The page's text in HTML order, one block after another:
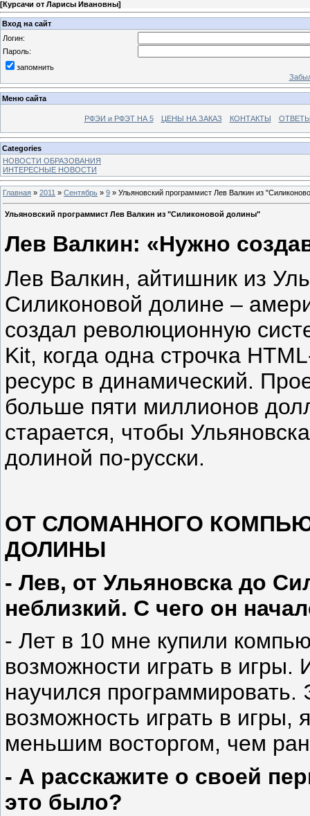
[Курсачи от Ларисы Ивановны]
Вход на сайт
Логин:
Пароль:
запомнить
Меню сайта
РФЭИ и РФЭТ НА 5 ЦЕНЫ НА ЗАКАЗ КОНТАКТЫ
Categories
НОВОСТИ ОБРАЗОВАНИЯ
ИНТЕРЕСНЫЕ НОВОСТИ
Главная » 2011 » Сентябрь » 9 » Ульяновский программист Лев Валкин из
Ульяновский программист Лев Валкин из "Силиконовой долины"
Лев Валкин: «Нужно
Лев Валкин, айтишник из
Силиконовой долине –
создал революционную
Kit, когда одна строчка
ресурс в динамический.
больше пяти миллионов
старается, чтобы
долиной по-русски.
ОТ СЛОМАННОГО
ДОЛИНЫ
- Лев, от Ульяновска до
неблизкий. С чего он
- Лет в 10 мне купили
возможности играть в игры.
научился программировать.
возможность играть в игры,
меньшим восторгом, чем
- А расскажите о своей
это было?